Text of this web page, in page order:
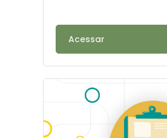
Acessar
Image de cours" Projeto